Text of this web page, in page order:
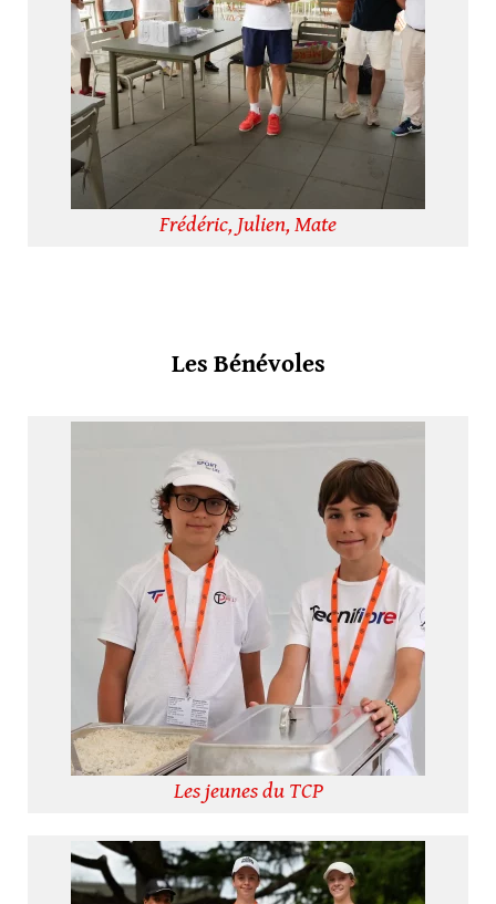
Frédéric, Julien, Mate
Les Bénévoles
Les jeunes du TCP